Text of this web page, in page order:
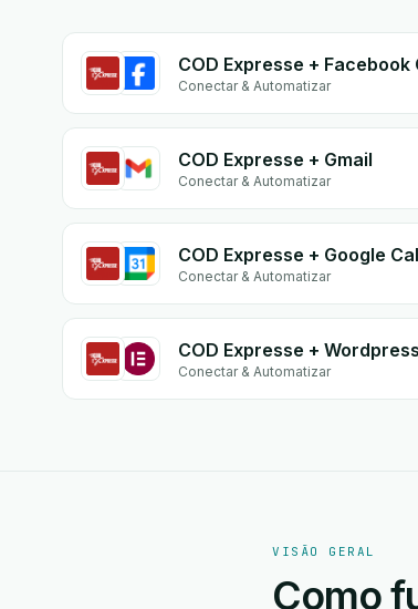
Conectar & Automatizar
COD Expresse + Gmail
Conectar & Automatizar
Conectar & Automatizar
Conectar & Automatizar
VISÃO GERAL
Como